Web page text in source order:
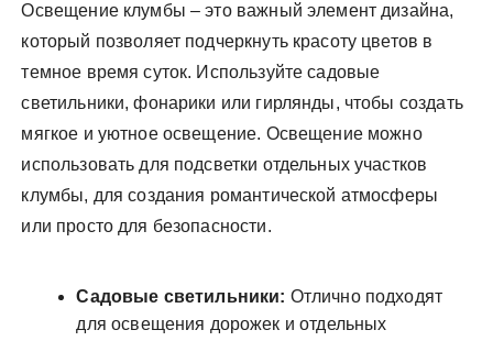
Освещение клумбы – это важный элемент дизайна,
который позволяет подчеркнуть красоту цветов в
темное время суток. Используйте садовые
светильники, фонарики или гирлянды, чтобы создать
мягкое и уютное освещение. Освещение можно
использовать для подсветки отдельных участков
клумбы, для создания романтической атмосферы
или просто для безопасности.
Садовые светильники: Отлично подходят
для освещения дорожек и отдельных